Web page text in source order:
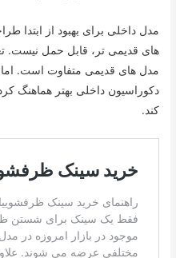
مدل داخلی برای بهبود از ابتدا
های قدیمی تر، قابل حمل نیست.
مدل های قدیمی متفاوت است.
دکوراسیون داخلی بهتر هماهنگ
کند.